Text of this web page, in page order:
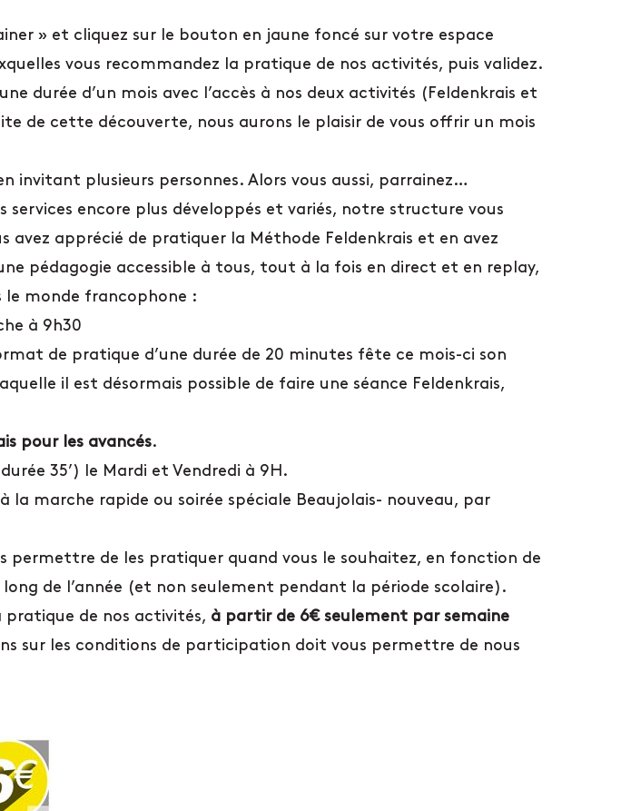
» et cliquez sur le bouton en jaune foncé sur votre espace
vous recommandez la pratique de nos activités, puis validez.
durée d’un mois avec l’accès à nos deux activités (Feldenkrais et
de cette découverte, nous aurons le plaisir de vous offrir un mois
invitant plusieurs personnes. Alors vous aussi, parrainez…
services encore plus développés et variés, notre structure vous
avez apprécié de pratiquer la Méthode Feldenkrais et en avez
pédagogie accessible à tous, tout à la fois en direct et en replay,
le monde francophone :
à 9h30
de pratique d’une durée de 20 minutes fête ce mois-ci son
il est désormais possible de faire une séance Feldenkrais,
pour les avancés.
35’) le Mardi et Vendredi à 9H.
marche rapide ou soirée spéciale Beaujolais- nouveau, par
permettre de les pratiquer quand vous le souhaitez, en fonction de
de l’année (et non seulement pendant la période scolaire).
de nos activités, à partir de 6€ seulement par semaine
sur les conditions de participation doit vous permettre de nous